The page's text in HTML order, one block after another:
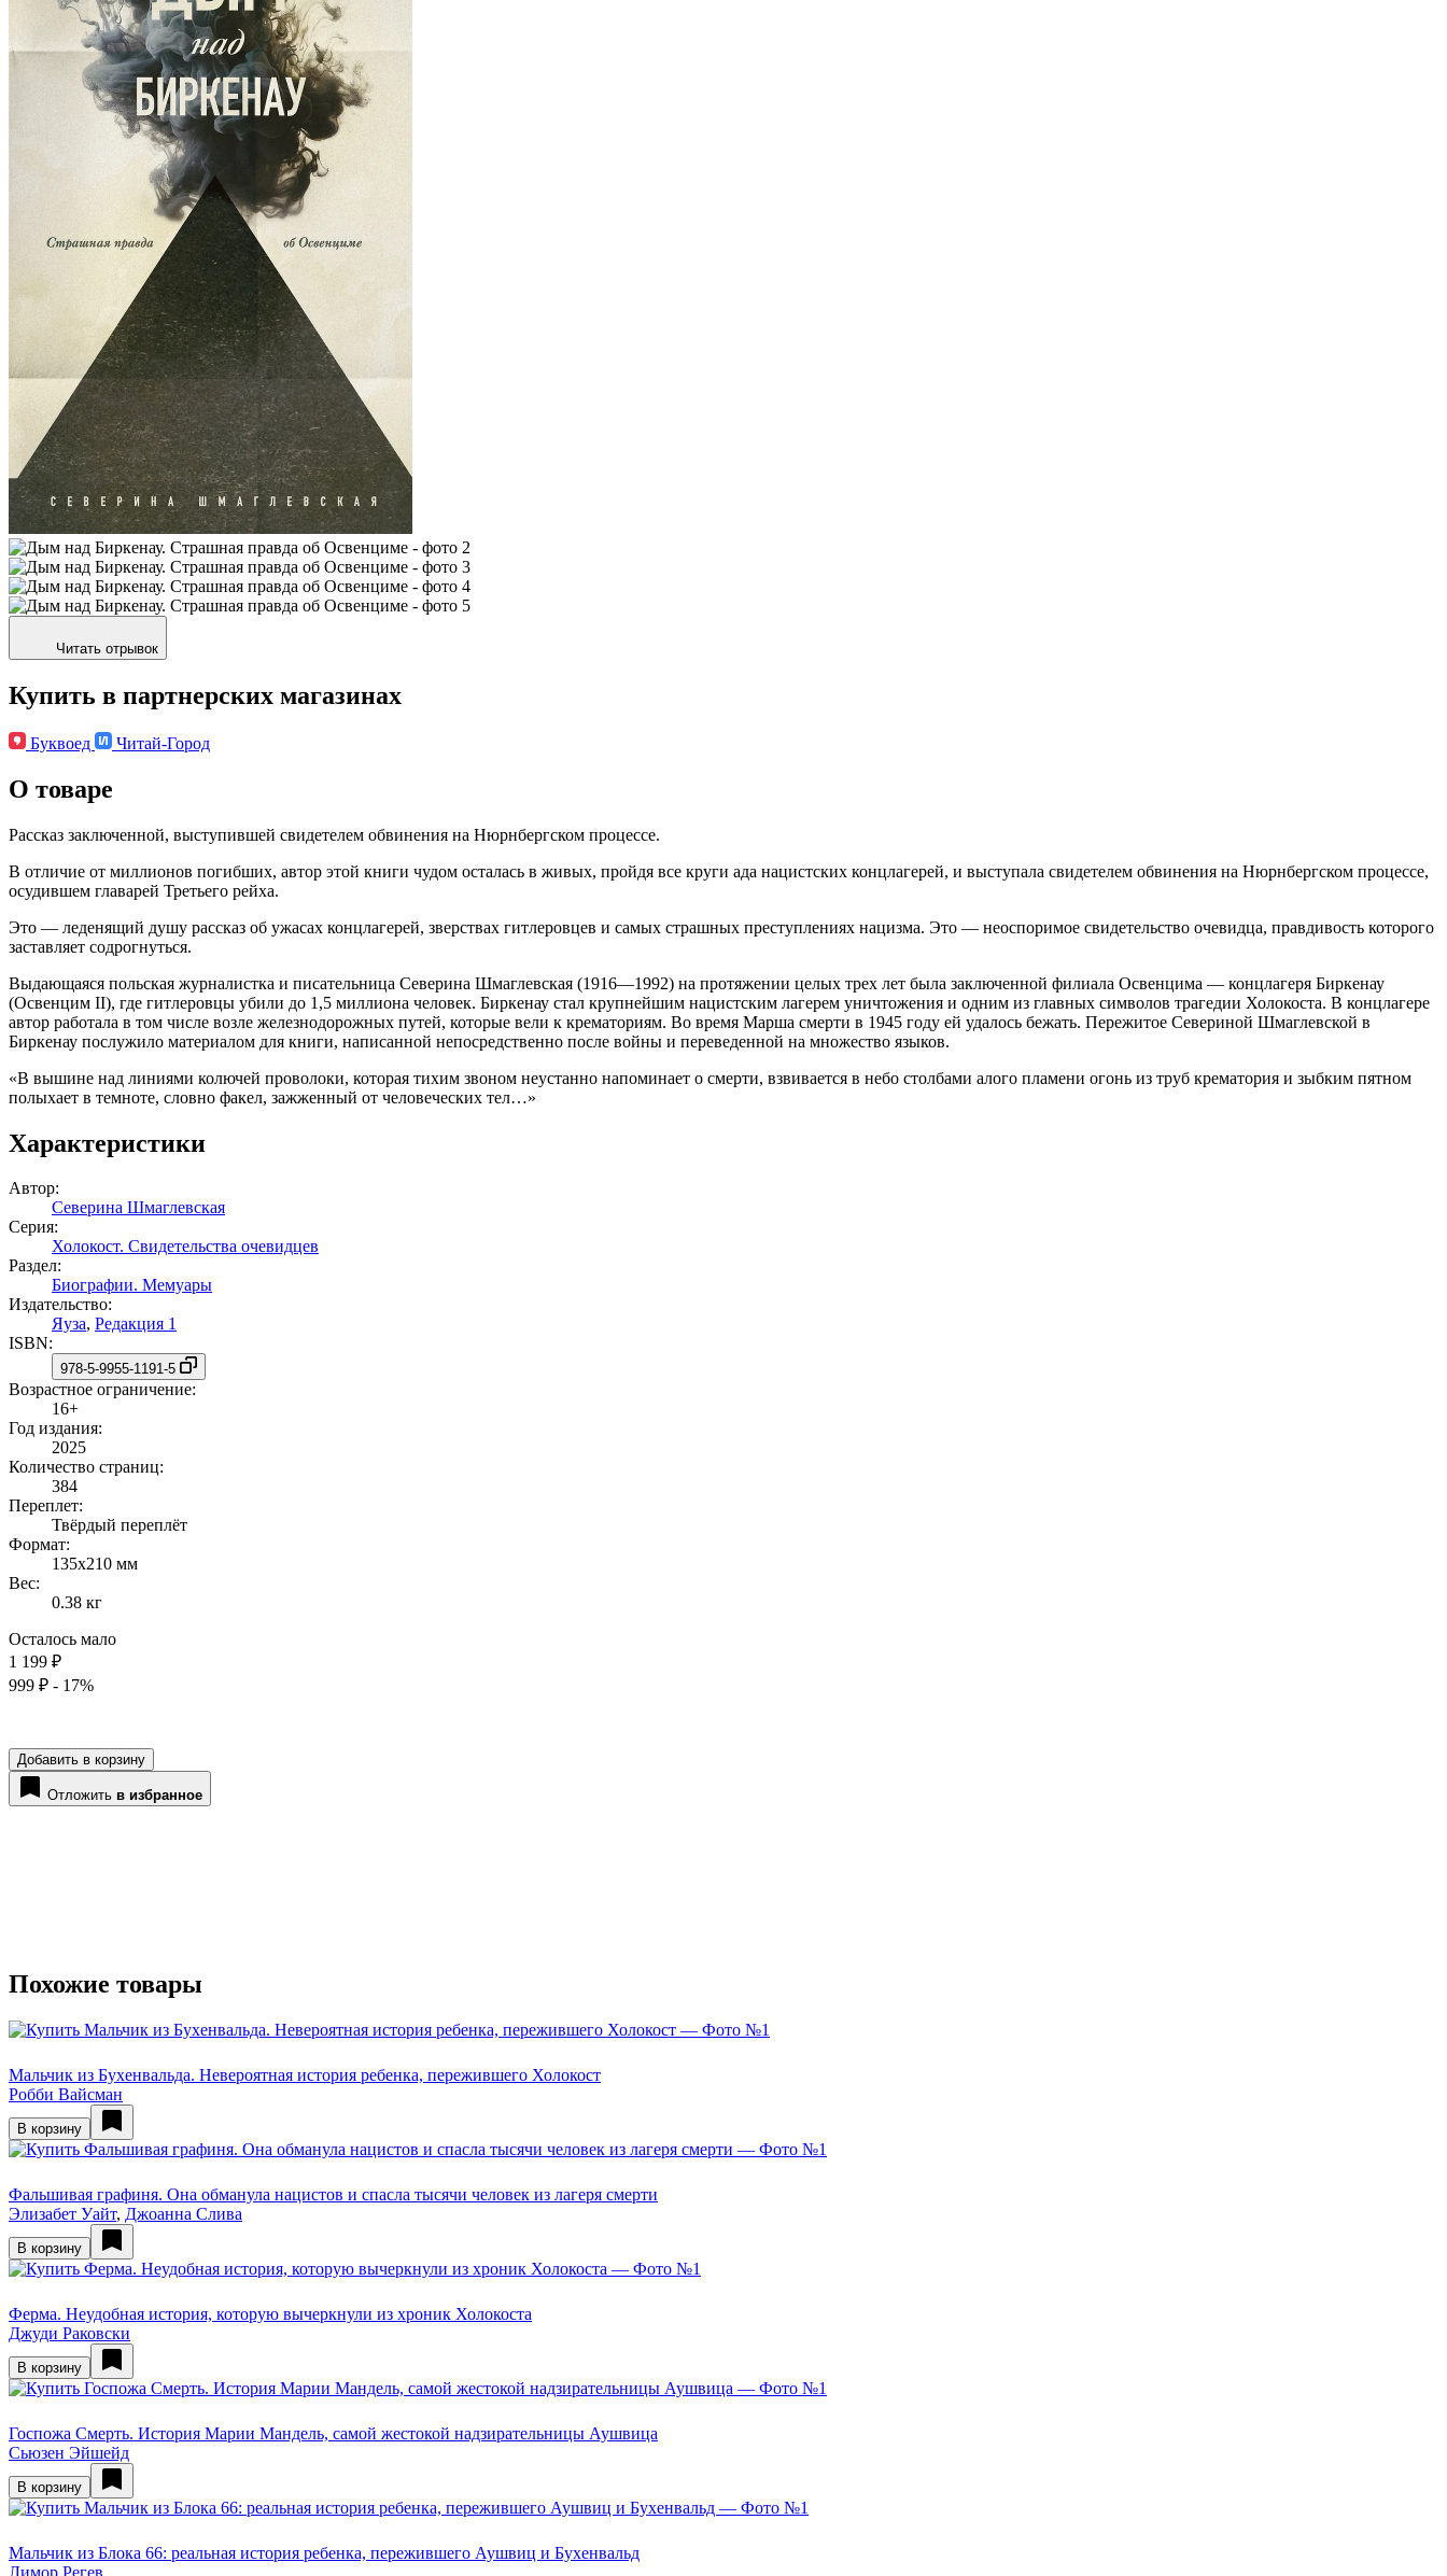
Читать отрывок
Купить в партнерских магазинах
Буквоед Читай-Город
О товаре
Рассказ заключенной, выступившей свидетелем обвинения на Нюрнбергском процессе.
В отличие от миллионов погибших, автор этой книги чудом осталась в живых, пройдя все круги ада нацистских концлагерей, и выступала свидетелем обвинения на Нюрнбергском процессе,
осудившем главарей Третьего рейха.
Это — леденящий душу рассказ об ужасах концлагерей, зверствах гитлеровцев и самых страшных преступлениях нацизма. Это — неоспоримое свидетельство очевидца, правдивость которого
заставляет содрогнуться.
Выдающаяся польская журналистка и писательница Северина Шмаглевская (1916—1992) на протяжении целых трех лет была заключенной филиала Освенцима — концлагеря Биркенау
(Освенцим II), где гитлеровцы убили до 1,5 миллиона человек. Биркенау стал крупнейшим нацистским лагерем уничтожения и одним из главных символов трагедии Холокоста. В концлагере
автор работала в том числе возле железнодорожных путей, которые вели к крематориям. Во время Марша смерти в 1945 году ей удалось бежать. Пережитое Севериной Шмаглевской в
Биркенау послужило материалом для книги, написанной непосредственно после войны и переведенной на множество языков.
«В вышине над линиями колючей проволоки, которая тихим звоном неустанно напоминает о смерти, взвивается в небо столбами алого пламени огонь из труб крематория и зыбким пятном
полыхает в темноте, словно факел, зажженный от человеческих тел…»
Характеристики
Автор:
Северина Шмаглевская
Серия:
Холокост. Свидетельства очевидцев
Раздел:
Биографии. Мемуары
Издательство:
Яуза, Редакция 1
ISBN:
978-5-9955-1191-5
Возрастное ограничение:
16+
Год издания:
2025
Количество страниц:
384
Переплет:
Твёрдый переплёт
Формат:
135x210 мм
Вес:
0.38 кг
Осталось мало
1 199 ₽
999 ₽ - 17%
Добавить в корзину
Отложить в избранное
Похожие товары
Мальчик из Бухенвальда. Невероятная история ребенка, пережившего Холокост
Робби Вайсман
В корзину
Фальшивая графиня. Она обманула нацистов и спасла тысячи человек из лагеря смерти
Элизабет Уайт, Джоанна Слива
В корзину
Ферма. Неудобная история, которую вычеркнули из хроник Холокоста
Джуди Раковски
В корзину
Госпожа Смерть. История Марии Мандель, самой жестокой надзирательницы Аушвица
Сьюзен Эйшейд
В корзину
Мальчик из Блока 66: реальная история ребенка, пережившего Аушвиц и Бухенвальд